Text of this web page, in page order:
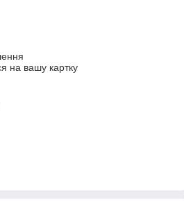
на вашу картку